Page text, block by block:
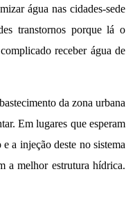
água nas cidades-sede
transtornos porque lá o
receber água de
da zona urbana
Em lugares que esperam
a injeção deste no sistema
a melhor estrutura hídrica.